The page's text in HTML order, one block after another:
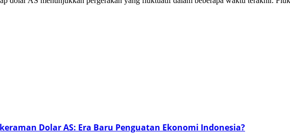
Dolar AS: Era Baru Penguatan Ekonomi Indonesia?